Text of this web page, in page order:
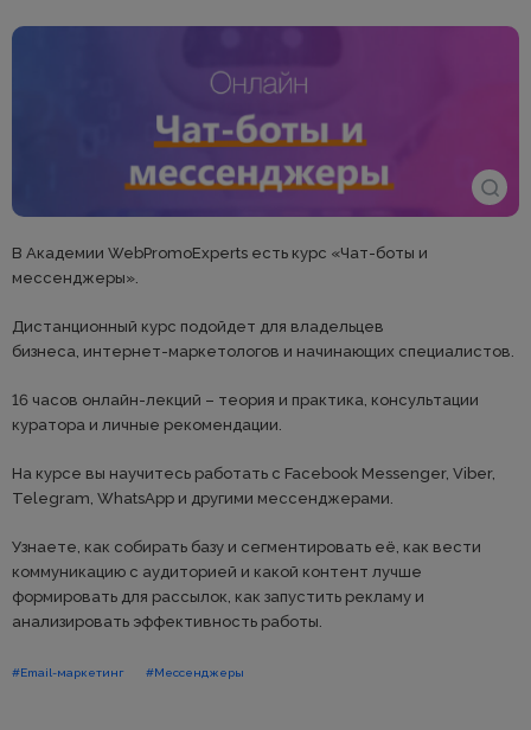
В Академии WebPromoExperts есть курс «Чат-боты и
мессенджеры».
Дистанционный курс подойдет для владельцев
бизнеса, интернет-маркетологов и начинающих специалистов.
16 часов онлайн-лекций – теория и практика, консультации
куратора и личные рекомендации.
На курсе вы научитесь работать с Facebook Messenger, Viber,
Telegram, WhatsApp и другими мессенджерами.
Узнаете, как собирать базу и сегментировать её, как вести
коммуникацию с аудиторией и какой контент лучше
формировать для рассылок, как запустить рекламу и
анализировать эффективность работы.
#Email-маркетинг #Мессенджеры